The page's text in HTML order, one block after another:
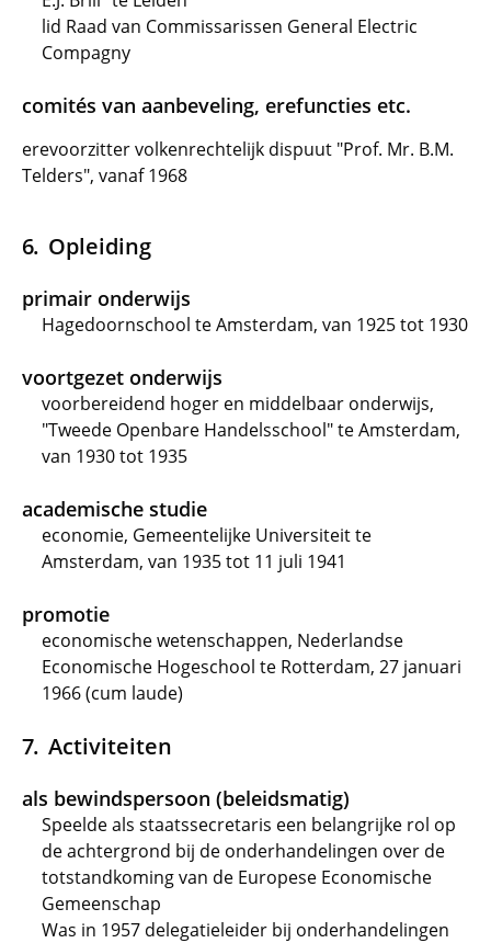
lid Raad van Commissarissen General Electric
Compagny
comités van aanbeveling, erefuncties etc.
erevoorzitter volkenrechtelijk dispuut "Prof. Mr. B.M.
Telders", vanaf 1968
Opleiding
primair onderwijs
Hagedoornschool te Amsterdam, van 1925 tot 1930
voortgezet onderwijs
voorbereidend hoger en middelbaar onderwijs,
"Tweede Openbare Handelsschool" te Amsterdam,
van 1930 tot 1935
academische studie
economie, Gemeentelijke Universiteit te
Amsterdam, van 1935 tot 11 juli 1941
promotie
economische wetenschappen, Nederlandse
Economische Hogeschool te Rotterdam, 27 januari
1966 (cum laude)
Activiteiten
als bewindspersoon (beleidsmatig)
Speelde als staatssecretaris een belangrijke rol op
de achtergrond bij de onderhandelingen over de
totstandkoming van de Europese Economische
Gemeenschap
Was in 1957 delegatieleider bij onderhandelingen